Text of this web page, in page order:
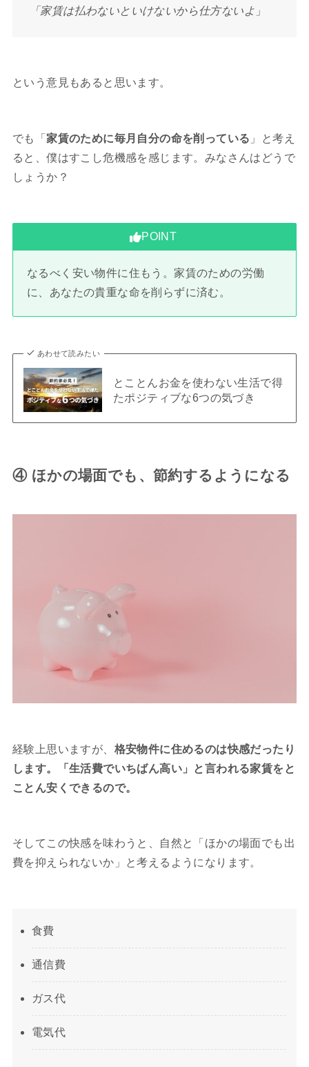
「家賃は払わないといけないから仕方ないよ 」
という意見もあると思います。
でも「 家賃のために毎月自分の命を削っている 」と考え
ると、僕はすこし危機感を感じます。みなさんはどうで
しょうか？
POINT
なるべく安い物件に住もう。家賃のための労働
に、あなたの貴重な命を削らずに済む。
あわせて読みたい
とことんお金を使わない生活で得
たポジティブな6つの気づき
④ ほかの場面でも、節約するようになる
経験上思いますが、 格安物件に住めるのは快感だったり
します。「生活費でいちばん高い」と言われる家賃をと
ことん安くできるので。
そしてこの快感を味わうと、自然と「ほかの場面でも出
費を抑えられないか」と考えるようになります。
食費
通信費
ガス代
電気代